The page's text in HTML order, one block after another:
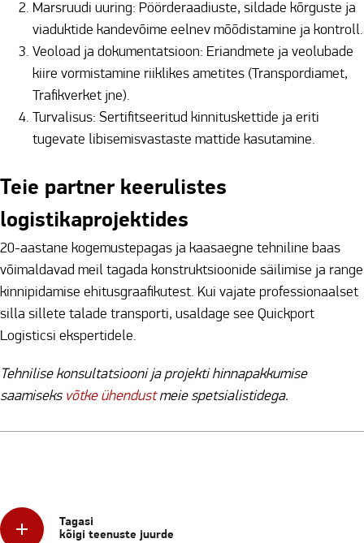
Marsruudi uuring: Pöörderaadiuste, sildade kõrguste ja
viaduktide kandevõime eelnev mõõdistamine ja kontroll.
Veoload ja dokumentatsioon: Eriandmete ja veolubade
kiire vormistamine riiklikes ametites (Transpordiamet,
Trafikverket jne).
Turvalisus: Sertifitseeritud kinnituskettide ja eriti
tugevate libisemisvastaste mattide kasutamine.
Teie partner keerulistes
logistikaprojektides
20-aastane kogemustepagas ja kaasaegne tehniline baas
võimaldavad meil tagada konstruktsioonide säilimise ja range
kinnipidamise ehitusgraafikutest. Kui vajate professionaalset
silla sillete talade transporti, usaldage see Quickport
Logisticsi ekspertidele.
Tehnilise konsultatsiooni ja projekti hinnapakkumise
saamiseks võtke ühendustmeie spetsialistidega.
Tagasi
kõigi teenuste juurde